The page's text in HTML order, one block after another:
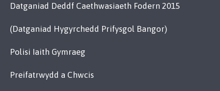
Datganiad Deddf Caethwasiaeth Fodern 2015
(Datganiad Hygyrchedd Prifysgol Bangor)
Polisi Iaith Gymraeg
Preifatrwydd a Chwcis